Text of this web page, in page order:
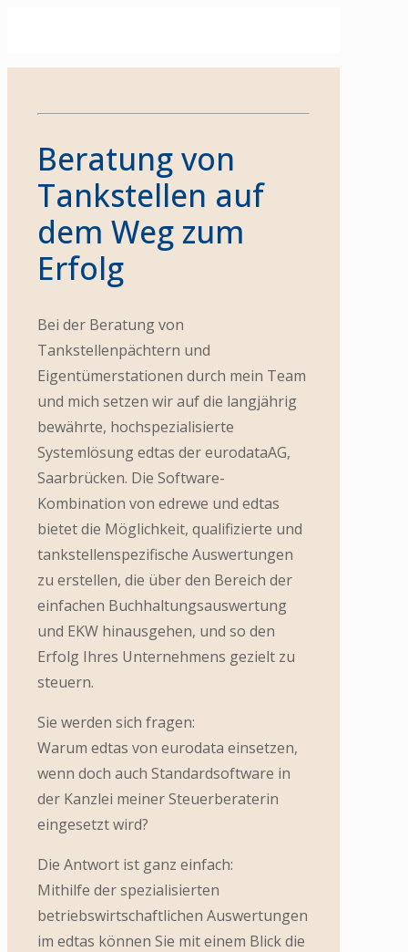
Beratung von
Tankstellen auf
dem Weg zum
Erfolg
Bei der Beratung von
Tankstellenpächtern und
Eigentümerstationen durch mein Team
und mich setzen wir auf die langjährig
bewährte, hochspezialisierte
Systemlösung edtas der eurodataAG,
Saarbrücken. Die Software-
Kombination von edrewe und edtas
bietet die Möglichkeit, qualifizierte und
tankstellenspezifische Auswertungen
zu erstellen, die über den Bereich der
einfachen Buchhaltungsauswertung
und EKW hinausgehen, und so den
Erfolg Ihres Unternehmens gezielt zu
steuern.
Sie werden sich fragen:
Warum edtas von eurodata einsetzen,
wenn doch auch Standardsoftware in
der Kanzlei meiner Steuerberaterin
eingesetzt wird?
Die Antwort ist ganz einfach:
Mithilfe der spezialisierten
betriebswirtschaftlichen Auswertungen
im edtas können Sie mit einem Blick die